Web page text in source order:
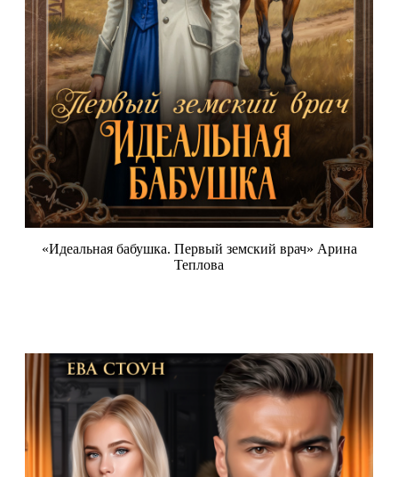
«Идеальная бабушка. Первый земский врач» Арина
Теплова